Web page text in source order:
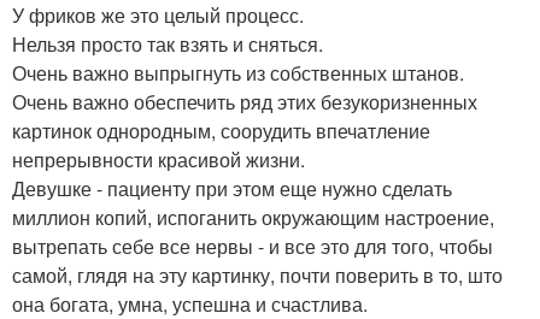
У фриков же это целый процесс.
Нельзя просто так взять и сняться.
Очень важно выпрыгнуть из собственных штанов.
Очень важно обеспечить ряд этих безукоризненных
картинок однородным, соорудить впечатление
непрерывности красивой жизни.
Девушке - пациенту при этом еще нужно сделать
миллион копий, испоганить окружающим настроение,
вытрепать себе все нервы - и все это для того, чтобы
самой, глядя на эту картинку, почти поверить в то, што
она богата, умна, успешна и счастлива.